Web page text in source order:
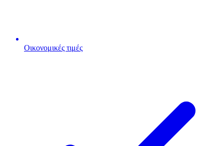
Οικονομικές τιμές